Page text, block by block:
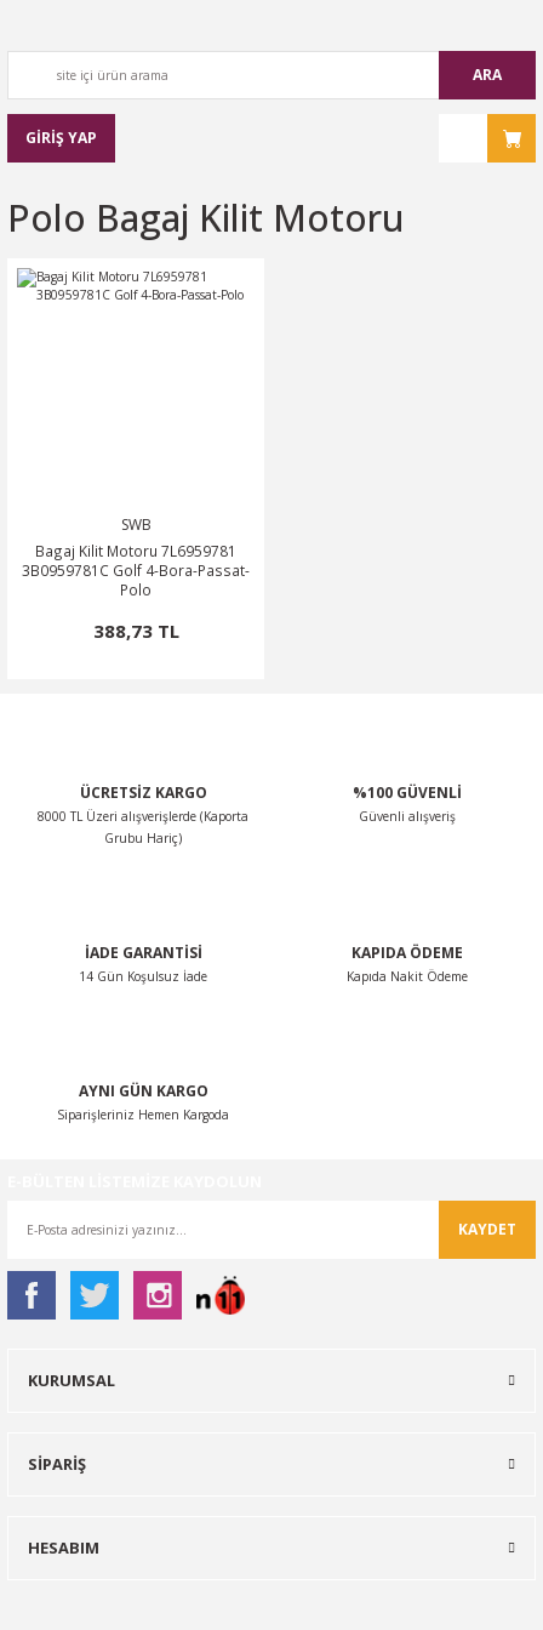
ARA
GİRİŞ YAP
Polo Bagaj Kilit Motoru
SWB
Bagaj Kilit Motoru 7L6959781
3B0959781C Golf 4-Bora-Passat-
Polo
388,73 TL
ÜCRETSİZ KARGO
8000 TL Üzeri alışverişlerde (Kaporta
Grubu Hariç)
%100 GÜVENLİ
Güvenli alışveriş
İADE GARANTİSİ
14 Gün Koşulsuz İade
KAPIDA ÖDEME
Kapıda Nakit Ödeme
AYNI GÜN KARGO
Siparişleriniz Hemen Kargoda
KAYDET
KURUMSAL
SİPARİŞ
HESABIM